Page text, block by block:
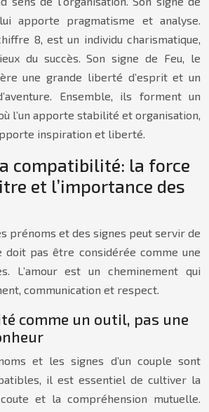
apporte pragmatisme et analyse.
8, est un individu charismatique,
du succès. Son signe de Feu, le
une grande liberté d’esprit et un
Ensemble, ils forment un
l’un apporte stabilité et organisation,
inspiration et liberté.
compatibilité: la force
et l’importance des
prénoms et des signes peut servir de
doit pas être considérée comme une
L’amour est un cheminement qui
communication et respect.
comme un outil, pas une
et les signes d’un couple sont
il est essentiel de cultiver la
et la compréhension mutuelle.